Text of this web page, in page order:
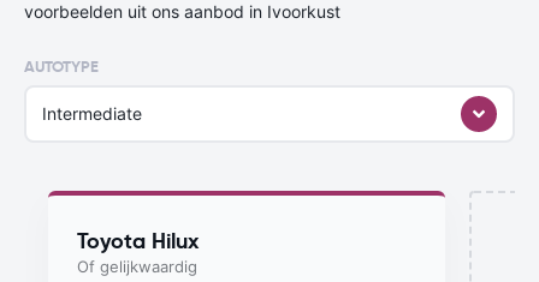
voorbeelden uit ons aanbod in Ivoorkust
AUTOTYPE
Intermediate
Toyota Hilux
Of gelijkwaardig